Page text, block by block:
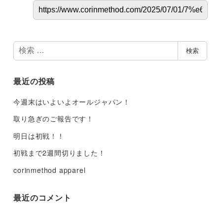
検
索
検索
最近の投稿
今週末はいよいよオールジャパン！
取り急ぎのご報告です！
明日は初戦！！
初戦まで2週間切りました！
corinmethod apparel
最近のコメント